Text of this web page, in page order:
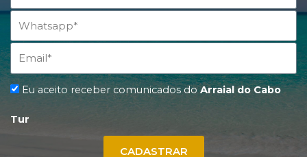
Telefone
Email
Eu aceito receber comunicados doArraial do Cabo
Tur
CADASTRAR